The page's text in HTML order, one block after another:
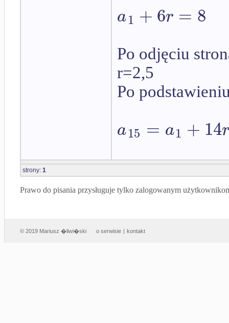
a1 +6r = 8
Po odjęciu
r=2,5
Po
a15 = a1 + 14
strony: 1
Prawo do pisania przysługuje tylko zalogowanym
© 2019 Mariusz �liwi�ski o serwisie | kontakt